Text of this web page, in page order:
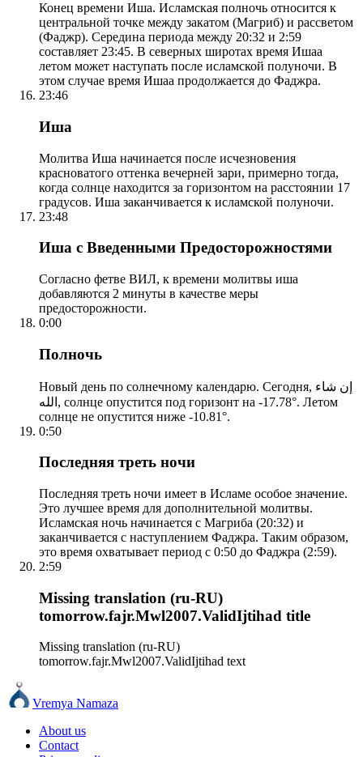
Конец времени Иша. Исламская полночь относится к
центральной точке между закатом (Магриб) и рассветом
(Фаджр). Середина периода между 20:32 и 2:59
составляет 23:45. В северных широтах время Ишаа
летом может наступать после исламской полуночи. В
этом случае время Ишаа продолжается до Фаджра.
23:46
Иша
Молитва Иша начинается после исчезновения
красноватого оттенка вечерней зари, примерно тогда,
когда солнце находится за горизонтом на расстоянии 17
градусов. Иша заканчивается к исламской полуночи.
23:48
Иша с Введенными Предосторожностями
Согласно фетве ВИЛ, к времени молитвы иша
добавляются 2 минуты в качестве меры
предосторожности.
0:00
Полночь
Новый день по солнечному календарю. Сегодня, إن شاء
الله, солнце опустится под горизонт на -17.78°. Летом
солнце не опустится ниже -10.81°.
0:50
Последняя треть ночи
Последняя треть ночи имеет в Исламе особое значение.
Это лучшее время для дополнительной молитвы.
Исламская ночь начинается с Магриба (20:32) и
заканчивается с наступлением Фаджра. Таким образом,
это время охватывает период с 0:50 до Фаджра (2:59).
2:59
Missing translation (ru-RU)
tomorrow.fajr.Mwl2007.ValidIjtihad title
Missing translation (ru-RU)
tomorrow.fajr.Mwl2007.ValidIjtihad text
Vremya Namaza
About us
Contact